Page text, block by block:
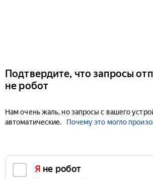
Подтвердите, что запросы
не робот
Нам очень жаль, но запросы с вашего
автоматические.
Почему это могло
Я не робот